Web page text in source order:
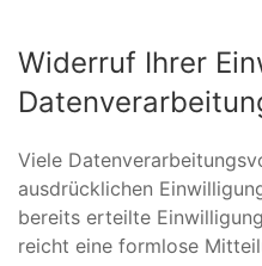
Widerruf Ihrer
Viele
ausdrücklichen
bereits erteilte
reicht eine formlose